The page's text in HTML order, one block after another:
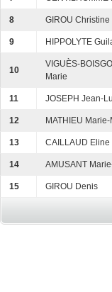
8 GIROU Christine
9 HIPPOLYTE
10
VIGUÈS-
Marie
11 JOSEPH Jean-
12 MATHIEU
13 CAILLAUD Eline
14 AMUSANT
15 GIROU Denis